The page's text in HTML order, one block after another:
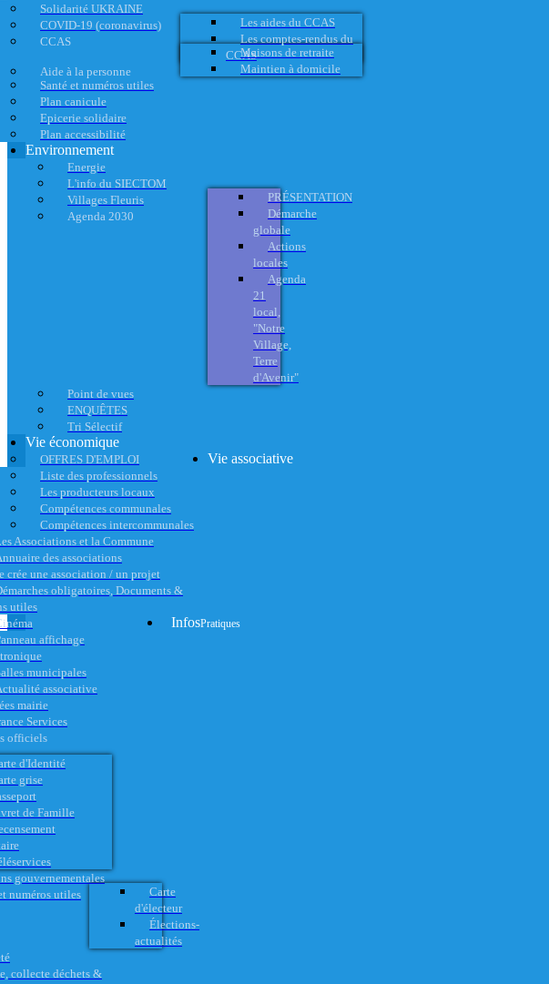
Solidarité UKRAINE
COVID-19 (coronavirus)
CCAS
Les aides du CCAS
Les comptes-rendus du
CCAS
Aide à la personne
Maisons de retraite
Maintien à domicile
Santé et numéros utiles
Plan canicule
Epicerie solidaire
Plan accessibilité
Environnement
Energie
L'info du SIECTOM
Villages Fleuris
Agenda 2030
PRÉSENTATION
Démarche
globale
Actions
locales
Agenda
21
local,
"Notre
Village,
Terre
d'Avenir"
Point de vues
ENQUÊTES
Tri Sélectif
Vie économique
OFFRES D'EMPLOI
Liste des professionnels
Les producteurs locaux
Compétences communales
Compétences intercommunales
Vie associative
Associations et la Commune
des associations
crée une association / un projet
obligatoires, Documents &
utiles
affichage
municipales
associative
InfosPratiques
mairie
Services
officiels
d'Identité
grise
de Famille
gouvernementales
numéros utiles
Carte
d'électeur
Élections-
actualités
collecte déchets &